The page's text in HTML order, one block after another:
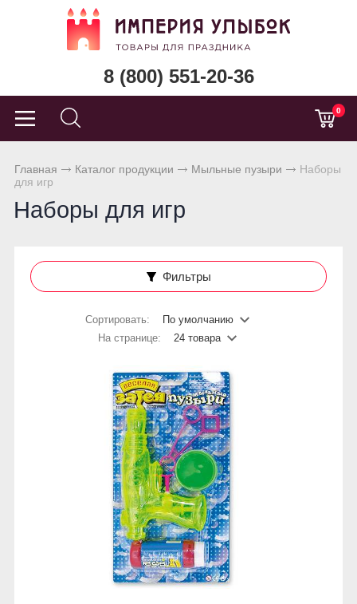
8 (800) 551-20-36
0
Главная Каталог продукции Мыльные пузыри
Наборы
для игр
Наборы для игр
Фильтры
Сортировать:
По умолчанию
На странице:
24 товара